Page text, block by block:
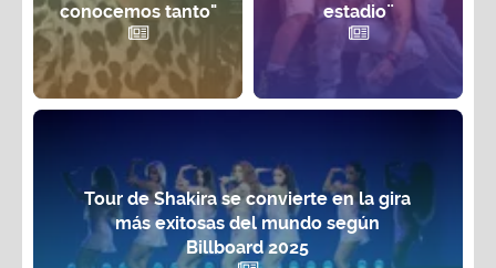
conocemos tanto"
estadio¨
Tour de Shakira se convierte en la gira
más exitosas del mundo según
Billboard 2025